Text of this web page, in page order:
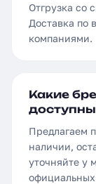
Отгрузка со
Доставка по
компаниями.
Какие
Предлагаем
наличии,
уточняйте у